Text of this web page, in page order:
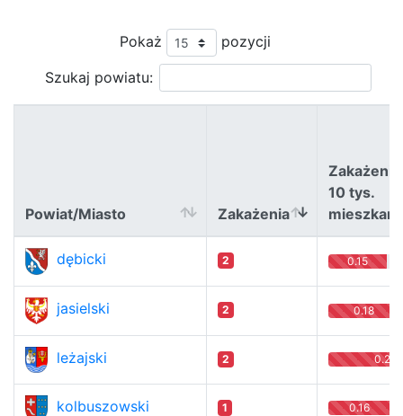
Pokaż pozycji
Szukaj powiatu:
Powiat/Miasto Zakażenia
Zakażenia
10 tys.
Powiat/Miasto
Zakażenia
10 tys.
dębicki 2 0.15
jasielski 2 0.18
leżajski 2 0.29
kolbuszowski 1 0.16